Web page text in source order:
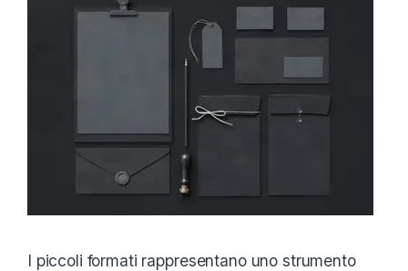
I piccoli formati rappresentano uno strumento